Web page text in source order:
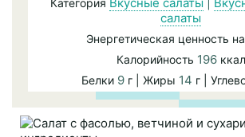
Категория
салаты
Энергетическая ценность на
Калорийность 196ккал
Белки 9г | Жиры 14 г |